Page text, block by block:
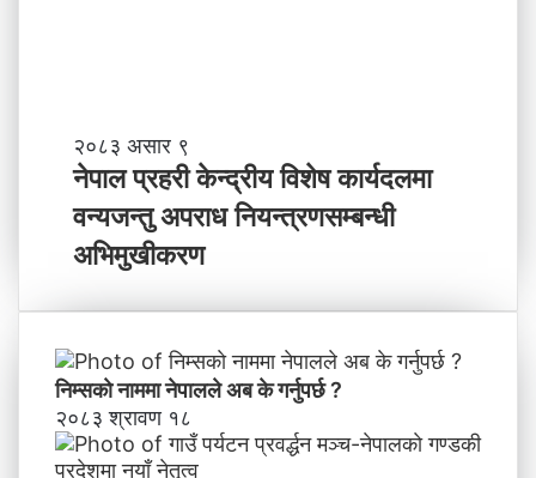
ब
न्न
ह
न्छौ
ने
पा
प्र
ह
के
य
वि
शे
ष
का
२०८३ असार ९
नेपाल प्रहरी केन्द्रीय विशेष कार्यदलमा
वन्यजन्तु अपराध नियन्त्रणसम्बन्धी
अभिमुखीकरण
निम्सकाे नाममा नेपालले अब के गर्नुपर्छ ?
२०८३ श्रावण १८